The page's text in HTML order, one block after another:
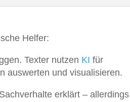
Helfer:
Texter nutzen KI für
auswerten und visualisieren.
erklärt –